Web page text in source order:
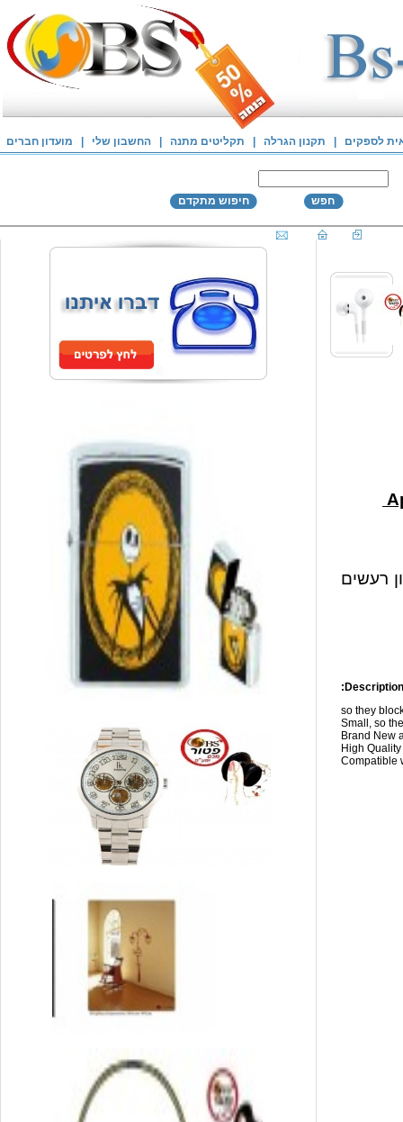
לספקים תקנון הגרלה תקליטים מתנה החשבון שלי מועדון חברים
חפש חיפוש מתקדם
רעשים
so they
Small, so
Brand New
High
Compatible